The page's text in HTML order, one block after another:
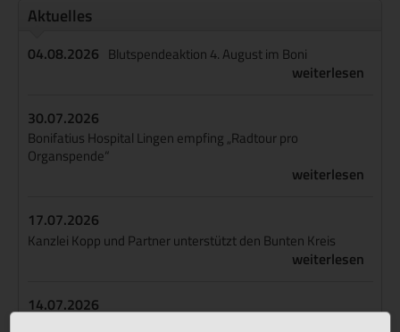
Aktuelles
04.08.2026 Blutspendeaktion 4. August im Boni
weiterlesen
30.07.2026
Bonifatius Hospital Lingen empfing „Radtour pro
Organspende“
weiterlesen
17.07.2026
Kanzlei Kopp und Partner unterstützt den Bunten Kreis
weiterlesen
14.07.2026